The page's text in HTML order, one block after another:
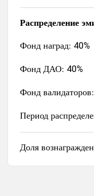
Распределение
Фонд наград: 40%
Фонд ДАО: 40%
Фонд валидаторов:
Период
Доля